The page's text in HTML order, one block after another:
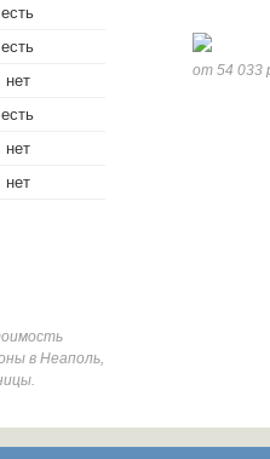
есть
есть
нет
есть
нет
нет
в Неаполь,
от 54 033